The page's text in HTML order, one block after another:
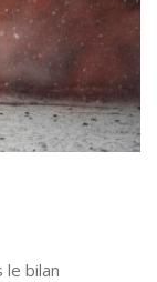
le bilan